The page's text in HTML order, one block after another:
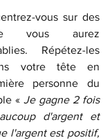
vous aurez
Répétez-les
votre tête en
personne du
« Je gagne 2 fois
d'argent et
l'argent est positif,